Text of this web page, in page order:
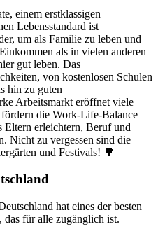
einem erstklassigen
Lebensstandard ist
um als Familie zu leben und
als in vielen anderen
gut leben. Das
von kostenlosen Schulen
hin zu guten
Arbeitsmarkt eröffnet viele
die Work-Life-Balance
Eltern erleichtern, Beruf und
Nicht zu vergessen sind die
und Festivals! 🌳
hat eines der besten
für alle zugänglich ist.